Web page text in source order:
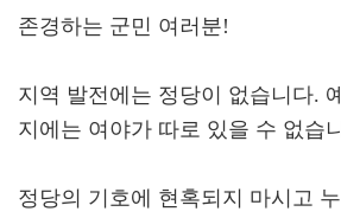
존경하는 군민 여러분!
지역 발전에는 정당이 없습니다.
지에는 여야가 따로 있을 수 없습
정당의 기호에 현혹되지 마시고